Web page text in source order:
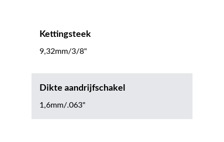
Kettingsteek
9,32mm/3/8"
Dikte aandrijfschakel
1,6mm/.063"